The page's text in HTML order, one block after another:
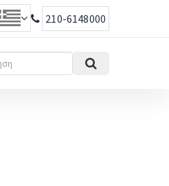
210-6148000